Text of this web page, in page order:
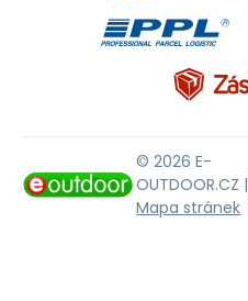
© 2026 E-
OUTDOOR.CZ |
Mapa stránek